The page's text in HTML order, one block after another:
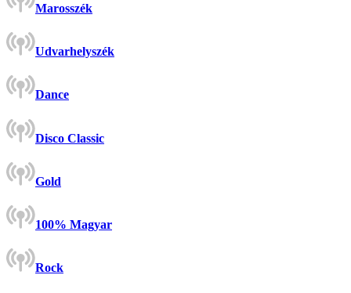
Marosszék
Udvarhelyszék
Dance
Disco Classic
Gold
100% Magyar
Rock